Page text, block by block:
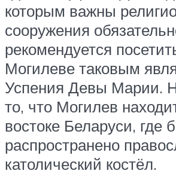
которым важны
сооружения
рекомендуется
Могилеве таковым
Успения Девы Марии.
то, что Могилев
востоке Беларуси, где
распространено
католический костёл.